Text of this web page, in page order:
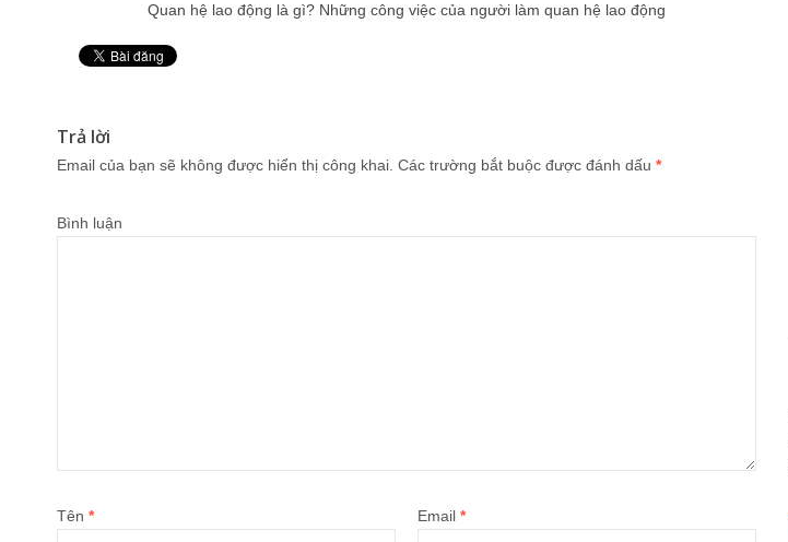
Quan hệ lao động là gì? Những công việc của người làm quan hệ lao động
Trả lời
Email của bạn sẽ không được hiển thị công khai. Các trường bắt buộc được đánh dấu *
Bình luận
Tên * Email *